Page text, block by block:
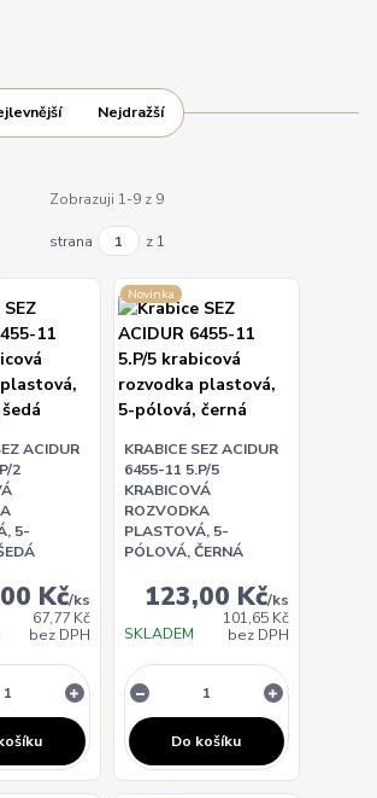
Nejdražší
Zobrazuji 1-9 z 9
strana z 1
ACIDUR
2
5-
Kč/ks
67,77 Kč
bez DPH
Novinka
KRABICE SEZ ACIDUR
6455-11 5.P/5
KRABICOVÁ
ROZVODKA
PLASTOVÁ, 5-
PÓLOVÁ, ČERNÁ
123,00 Kč/ks
101,65 Kč
bez DPH
SKLADEM
Do košíku